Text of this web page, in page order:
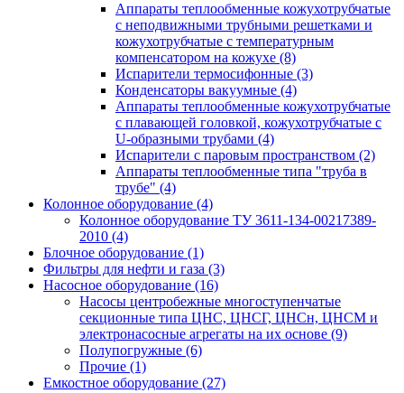
Аппараты теплообменные кожухотрубчатые
с неподвижными трубными решетками и
кожухотрубчатые с температурным
компенсатором на кожухе (8)
Испарители термосифонные (3)
Конденсаторы вакуумные (4)
Аппараты теплообменные кожухотрубчатые
с плавающей головкой, кожухотрубчатые с
U-образными трубами (4)
Испарители с паровым пространством (2)
Аппараты теплообменные типа "труба в
трубе" (4)
Колонное оборудование (4)
Колонное оборудование ТУ 3611-134-00217389-
2010 (4)
Блочное оборудование (1)
Фильтры для нефти и газа (3)
Насосное оборудование (16)
Насосы центробежные многоступенчатые
секционные типа ЦНС, ЦНСГ, ЦНСн, ЦНСМ и
электронасосные агрегаты на их основе (9)
Полупогружные (6)
Прочие (1)
Емкостное оборудование (27)